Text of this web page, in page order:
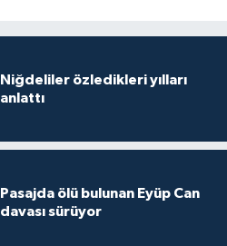
Niğdeliler özledikleri yılları
anlattı
Pasajda ölü bulunan Eyüp Can
davası sürüyor